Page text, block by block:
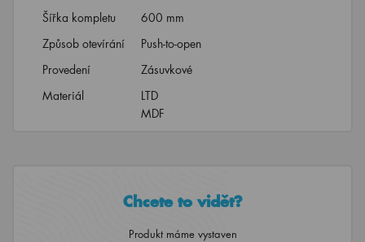
Šířka kompletu
600 mm
Způsob otevírání
Push-to-open
Provedení
Zásuvkové
Materiál
LTD
MDF
Chcete to vidět?
Produkt máme vystaven